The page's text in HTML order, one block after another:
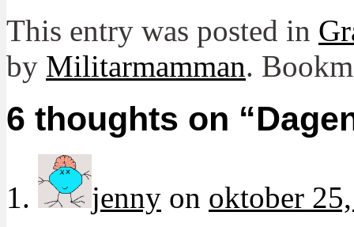
This entry was posted in
by Militarmamman.
6 thoughts on “
jenny on oktober